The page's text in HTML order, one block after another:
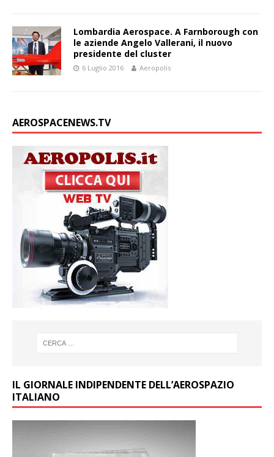
Lombardia Aerospace. A Farnborough con
le aziende Angelo Vallerani, il nuovo
presidente del cluster
6 Luglio 2016 Aeropolis
AEROSPACENEWS.TV
IL GIORNALE INDIPENDENTE DELL’AEROSPAZIO
ITALIANO